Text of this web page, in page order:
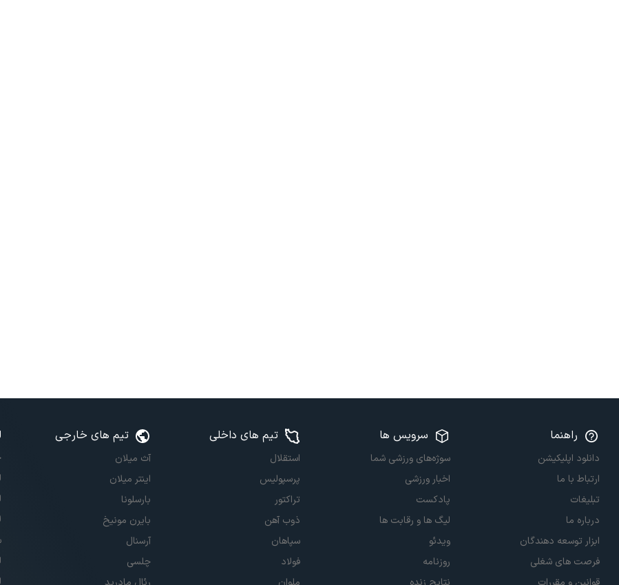
راهنما
دانلود اپلیکیشن
ارتباط با ما
تبلیغات
درباره ما
ابزار توسعه دهندگان
فرصت های شغلی
سرویس ها
سوژه‌های ورزشی شما
اخبار ورزشی
پادکست
لیگ ها و رقابت ها
ویدئو
روزنامه
تیم های داخلی
استقلال
پرسپولیس
تراکتور
ذوب آهن
سپاهان
فولاد
تیم های خارجی
آث میلان
اینتر میلان
بارسلونا
بایرن مونیخ
آرسنال
چلسی